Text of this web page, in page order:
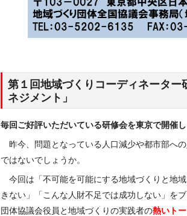
第１回地域づくりコーディネーター
ネジメント」
毎回ご好評いただいている研修会を東京で開催し
昨今、問題となっている人口減少や都市部へ
ではないでしょうか。
今回は「不可能を可能にする地域づくりと地
きない」「こんな人財不足では成功しない」を
団体協議会役員と地域づくりの実践者の熱いト